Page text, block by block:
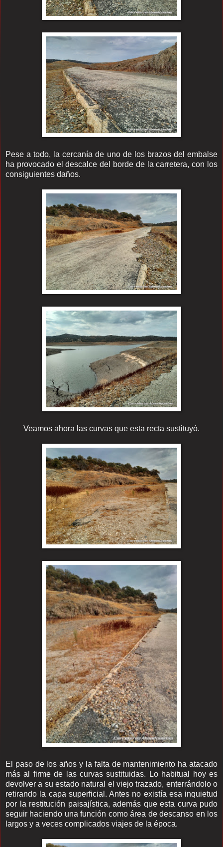
Pese a todo, la cercanía de uno de los brazos del embalse
ha provocado el descalce del borde de la carretera, con los
consiguientes daños.
Veamos ahora las curvas que esta recta sustituyó.
El paso de los años y la falta de mantenimiento ha atacado
más al firme de las curvas sustituidas. Lo habitual hoy es
devolver a su estado natural el viejo trazado, enterrándolo o
retirando la capa superficial. Antes no existía esa inquietud
por la restitución paisajística, además que esta curva pudo
seguir haciendo una función como área de descanso en los
largos y a veces complicados viajes de la época.